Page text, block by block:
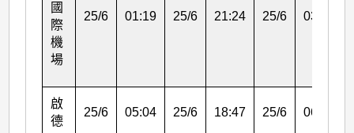
國
際
機
場
25/6 01:19 25/6 21:24 25/6 03:04
啟
德
25/6 05:04 25/6 18:47 25/6 06:24